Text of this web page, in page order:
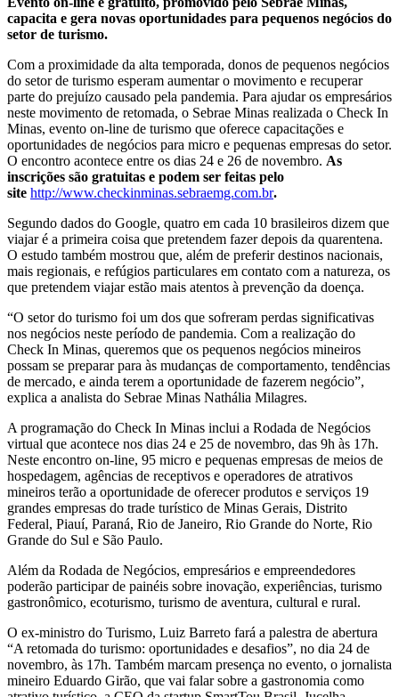
capacita e gera novas oportunidades para pequenos negócios do
setor de turismo.
Com a proximidade da alta temporada, donos de pequenos negócios
do setor de turismo esperam aumentar o movimento e recuperar
parte do prejuízo causado pela pandemia. Para ajudar os empresários
neste movimento de retomada, o Sebrae Minas realizada o Check In
Minas, evento on-line de turismo que oferece capacitações e
oportunidades de negócios para micro e pequenas empresas do setor.
O encontro acontece entre os dias 24 e 26 de novembro. As
inscrições são gratuitas e podem ser feitas pelo
site http://www.checkinminas.sebraemg.com.br.
Segundo dados do Google, quatro em cada 10 brasileiros dizem que
viajar é a primeira coisa que pretendem fazer depois da quarentena.
O estudo também mostrou que, além de preferir destinos nacionais,
mais regionais, e refúgios particulares em contato com a natureza, os
que pretendem viajar estão mais atentos à prevenção da doença.
“O setor do turismo foi um dos que sofreram perdas significativas
nos negócios neste período de pandemia. Com a realização do
Check In Minas, queremos que os pequenos negócios mineiros
possam se preparar para às mudanças de comportamento, tendências
de mercado, e ainda terem a oportunidade de fazerem negócio”,
explica a analista do Sebrae Minas Nathália Milagres.
A programação do Check In Minas inclui a Rodada de Negócios
virtual que acontece nos dias 24 e 25 de novembro, das 9h às 17h.
Neste encontro on-line, 95 micro e pequenas empresas de meios de
hospedagem, agências de receptivos e operadores de atrativos
mineiros terão a oportunidade de oferecer produtos e serviços 19
grandes empresas do trade turístico de Minas Gerais, Distrito
Federal, Piauí, Paraná, Rio de Janeiro, Rio Grande do Norte, Rio
Grande do Sul e São Paulo.
Além da Rodada de Negócios, empresários e empreendedores
poderão participar de painéis sobre inovação, experiências, turismo
gastronômico, ecoturismo, turismo de aventura, cultural e rural.
O ex-ministro do Turismo, Luiz Barreto fará a palestra de abertura
“A retomada do turismo: oportunidades e desafios”, no dia 24 de
novembro, às 17h. Também marcam presença no evento, o jornalista
mineiro Eduardo Girão, que vai falar sobre a gastronomia como